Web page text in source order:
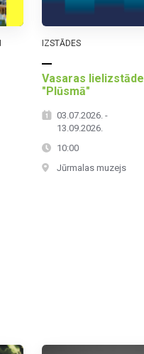
IZSTĀDES
Vasaras lielizstāde
"Plūsmā"
03.07.2026. -
13.09.2026.
10:00
Jūrmalas muzejs